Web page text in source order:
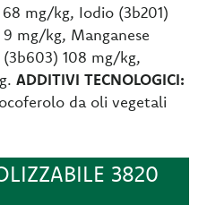
mg/kg, Iodio (3b201)
mg/kg, Manganese
108 mg/kg,
ADDITIVI TECNOLOGICI:
da oli vegetali
3820